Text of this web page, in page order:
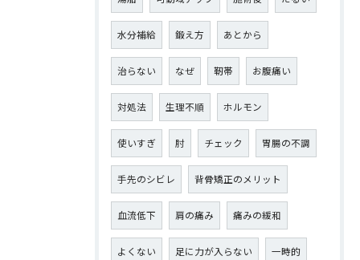
水分補給 鍛え方 あとから
治らない なぜ 靭帯 お腹痛い
対処法 生理不順 ホルモン
使いすぎ 肘 チェック 胃腸の不調
手先のシビレ 背骨矯正のメリット
血流低下 肩の痛み 痛みの緩和
よくない 足に力が入らない 一時的